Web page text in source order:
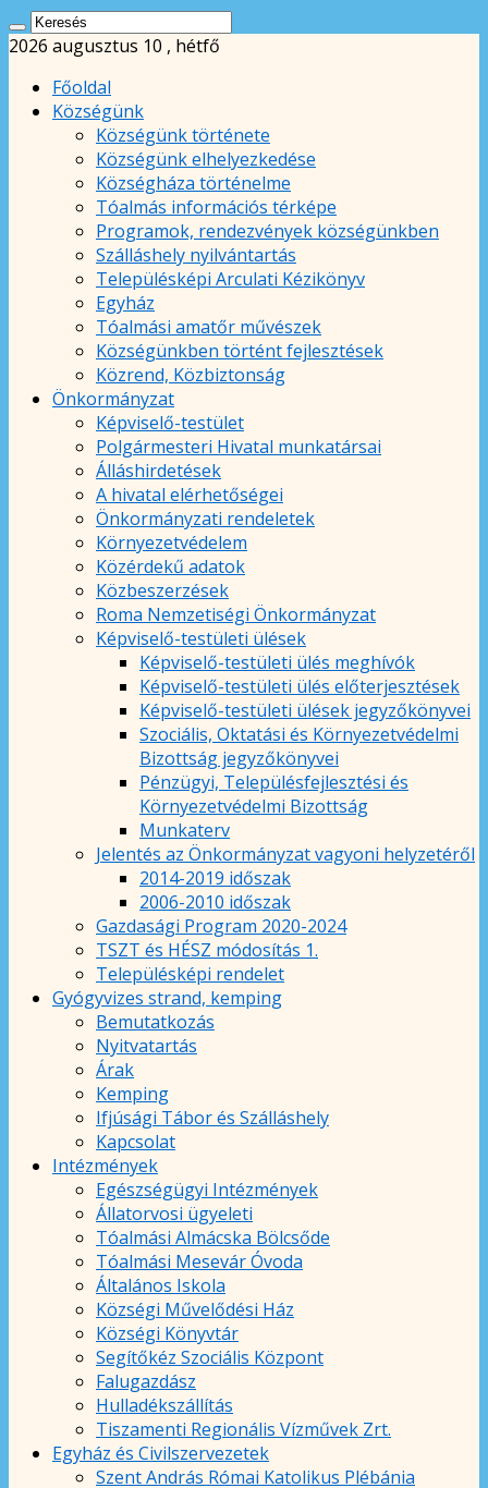
2026 augusztus 10 , hétfő
Főoldal
Községünk
Községünk története
Községünk elhelyezkedése
Községháza történelme
Tóalmás információs térképe
Programok, rendezvények községünkben
Szálláshely nyilvántartás
Településképi Arculati Kézikönyv
Egyház
Tóalmási amatőr művészek
Községünkben történt fejlesztések
Közrend, Közbiztonság
Önkormányzat
Képviselő-testület
Polgármesteri Hivatal munkatársai
Álláshirdetések
A hivatal elérhetőségei
Önkormányzati rendeletek
Környezetvédelem
Közérdekű adatok
Közbeszerzések
Roma Nemzetiségi Önkormányzat
Képviselő-testületi ülések
Képviselő-testületi ülés meghívók
Képviselő-testületi ülés előterjesztések
Képviselő-testületi ülések jegyzőkönyvei
Szociális, Oktatási és Környezetvédelmi
Bizottság jegyzőkönyvei
Pénzügyi, Településfejlesztési és
Környezetvédelmi Bizottság
Munkaterv
Jelentés az Önkormányzat vagyoni helyzetéről
2014-2019 időszak
2006-2010 időszak
Gazdasági Program 2020-2024
TSZT és HÉSZ módosítás 1.
Településképi rendelet
Gyógyvizes strand, kemping
Bemutatkozás
Nyitvatartás
Árak
Kemping
Ifjúsági Tábor és Szálláshely
Kapcsolat
Intézmények
Egészségügyi Intézmények
Állatorvosi ügyeleti
Tóalmási Almácska Bölcsőde
Tóalmási Mesevár Óvoda
Általános Iskola
Községi Művelődési Ház
Községi Könyvtár
Segítőkéz Szociális Központ
Falugazdász
Hulladékszállítás
Tiszamenti Regionális Vízművek Zrt.
Egyház és Civilszervezetek
Szent András Római Katolikus Plébánia